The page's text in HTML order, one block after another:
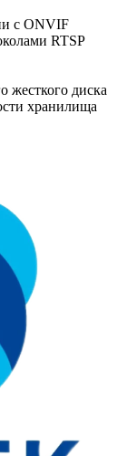
с ONVIF
RTSP
жесткого диска
хранилища